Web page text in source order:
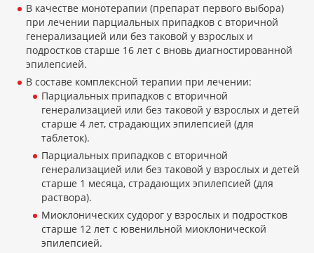
В качестве монотерапии (препарат первого выбора)
при лечении парциальных припадков с вторичной
генерализацией или без таковой у взрослых и
подростков старше 16 лет с вновь диагностированной
эпилепсией.
В составе комплексной терапии при лечении:
Парциальных припадков с вторичной
генерализацией или без таковой у взрослых и детей
старше 4 лет, страдающих эпилепсией (для
таблеток).
Парциальных припадков с вторичной
генерализацией или без таковой у взрослых и детей
старше 1 месяца, страдающих эпилепсией (для
раствора).
Миоклонических судорог у взрослых и подростков
старше 12 лет с ювенильной миоклонической
эпилепсией.